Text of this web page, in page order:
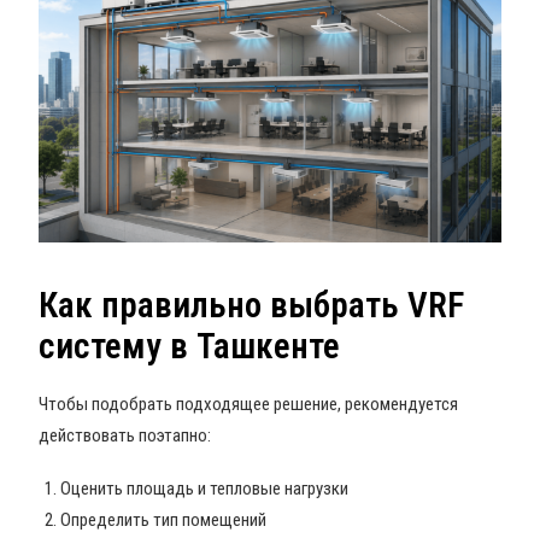
Как правильно выбрать VRF
систему в Ташкенте
Чтобы подобрать подходящее решение, рекомендуется
действовать поэтапно:
Оценить площадь и тепловые нагрузки
Определить тип помещений